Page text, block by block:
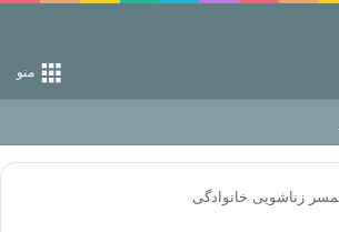
منو
دوری وکناره‌گیری از راه خداست‌!
زناشویی خانوادگی